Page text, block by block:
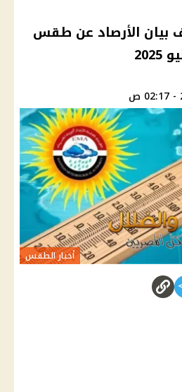
بيان الأرصاد عن طقس
أخبار الطقس